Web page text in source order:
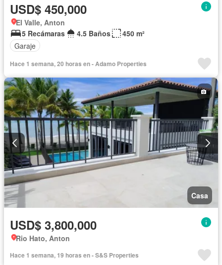
USD$ 450,000
El Valle, Anton
5 Recámaras
4.5 Baños
450 m²
Garaje
Hace 1 semana, 20 horas en - Adamo Properties
Casa
USD$ 3,800,000
Rio Hato, Anton
Hace 1 semana, 19 horas en - S&S Properties